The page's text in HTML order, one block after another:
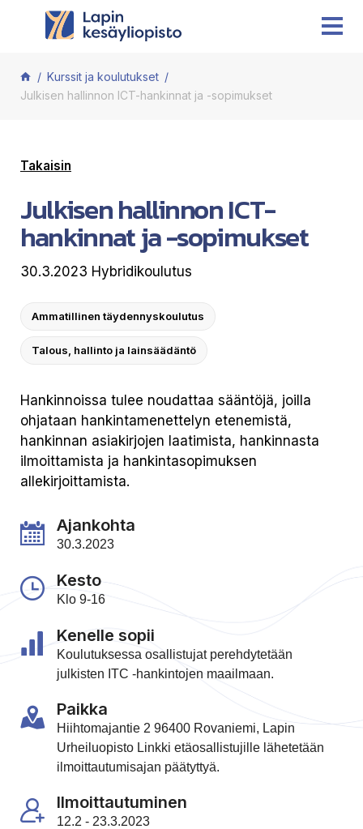
Siirry sisältöön
Kurssit ja koulutukset
Julkisen hallinnon ICT-hankinnat ja -sopimukset
Takaisin
Julkisen hallinnon ICT-
hankinnat ja -sopimukset
30.3.2023 Hybridikoulutus
Ammatillinen täydennyskoulutus
Talous, hallinto ja lainsäädäntö
Hankinnoissa tulee noudattaa sääntöjä, joilla
ohjataan hankintamenettelyn etenemistä,
hankinnan asiakirjojen laatimista, hankinnasta
ilmoittamista ja hankintasopimuksen
allekirjoittamista.
Ajankohta
30.3.2023
Kesto
Klo 9-16
Kenelle sopii
Koulutuksessa osallistujat perehdytetään
julkisten ITC -hankintojen maailmaan.
Paikka
Hiihtomajantie 2 96400 Rovaniemi, Lapin
Urheiluopisto Linkki etäosallistujille lähetetään
ilmoittautumisajan päätyttyä.
Ilmoittautuminen
12.2 - 23.3.2023